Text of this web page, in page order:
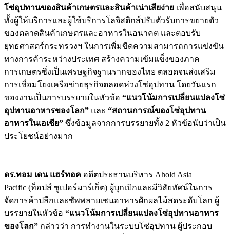
โซ่อุปทานของสินค้าเกษตรและสินค้าเน่าเสียง่าย เพื่อสนับสนุน
ทั้งผู้ให้บริการและผู้ใช้บริการโลจิสติกส์ปรับตัวรับการขยายตัว
ของตลาดสินค้าเกษตรและอาหารในอนาคต และตอบรับ
ยุทธศาสตร์กระทรวงฯ ในการเพิ่มขีดความสามารถการแข่งขัน
ทางการค้าระหว่างประเทศ สร้างความเข้มแข็งของภาค
การเกษตรซึ่งเป็นเศรษฐกิจฐานรากของไทย ตลอดจนส่งเสริม
การเชื่อมโยงเครือข่ายธุรกิจตลอดห่วงโซ่อุปทาน โดยวันแรก
ของงานเป็นการบรรยายในหัวข้อ “แนวโน้มการเปลี่ยนแปลงโซ่
อุปทานอาหารของโลก” และ “สถานการณ์ของโซ่อุปทาน
อาหารในเอเชีย” ซึ่งข้อมูลจากการบรรยายทั้ง 2 หัวข้อนับว่าเป็น
ประโยชน์อย่างมาก
ดร.ทอม เดน แฮร์ทอค อดีตประธานบริหาร Ahold Asia
Pacific (ท็อปส์ ซูเปอร์มาร์เก็ต) ผู้บุกเบิกและมีวิสัยทัศน์ในการ
จัดการค้าปลีกและซัพพลายเชนอาหารผักผลไม้สดระดับโลก ผู้
บรรยายในหัวข้อ “แนวโน้มการเปลี่ยนแปลงโซ่อุปทานอาหาร
ของโลก” กล่าวว่า การทำงานในระบบโซ่อุปทาน ผู้ประกอบ